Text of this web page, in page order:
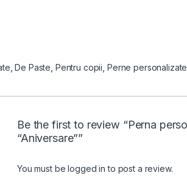
,De Paste, Pentru copii, Perne personalizate
Be the first to review “Perna
“Aniversare””
You must belogged in to post a review.